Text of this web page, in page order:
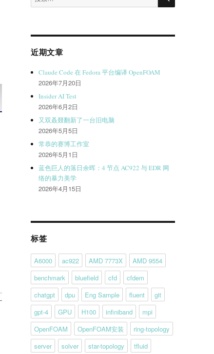
索：
近期文章
Claude Code 在 Fedora 平台编译 OpenFOAM
2026年7月20日
Insider AI Test
2026年6月2日
又双叒叕翻新了一台旧电脑
2026年5月5日
常恭的赛博工作室
2026年5月1日
蓝色巨人的落日余晖：4 节点 AC922 与 EDR 网
络的暴力美学
2026年4月15日
标签
A6000 ac922 AMD 7773X
AMD 9554
benchmark
bluefield cfd
cfdem
chatgpt
dpu Eng Sample fluent
git
gpt-4
GPU H100 infiniband
mpi
OpenFOAM
OpenFOAM安装
ring-topology
server
solver star-topology tfluid